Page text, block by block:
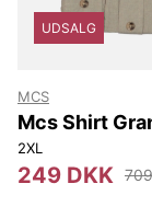
UDSALG
MCS
Mcs Shirt
2XL
249 DKK